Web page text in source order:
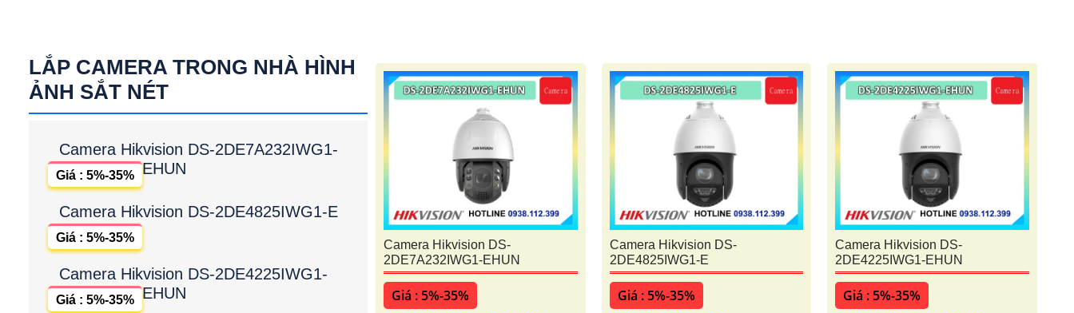
LẮP CAMERA TRONG NHÀ HÌNH
ẢNH SẮT NÉT
Camera Hikvision DS-2DE7A232IWG1-
EHUN
Giá : 5%-35%
Camera Hikvision DS-2DE4825IWG1-E
Giá : 5%-35%
Camera Hikvision DS-2DE4225IWG1-
EHUN
Giá : 5%-35%
Camera Hikvision DS-
2DE7A232IWG1-EHUN
Giá : 5%-35%
Camera Hikvision DS-
2DE4825IWG1-E
Giá : 5%-35%
Camera Hikvision DS-
2DE4225IWG1-EHUN
Giá : 5%-35%